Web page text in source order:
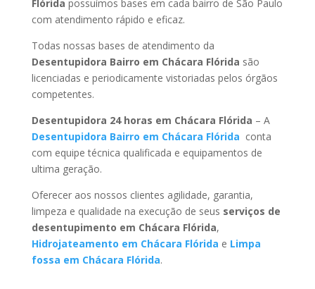
Flórida possuímos bases em cada bairro de São Paulo
com atendimento rápido e eficaz.
Todas nossas bases de atendimento da
Desentupidora Bairro em Chácara Flórida são
licenciadas e periodicamente vistoriadas pelos órgãos
competentes.
Desentupidora 24 horas em Chácara Flórida – A
Desentupidora Bairro em Chácara Flórida conta
com equipe técnica qualificada e equipamentos de
ultima geração.
Oferecer aos nossos clientes agilidade, garantia,
limpeza e qualidade na execução de seus serviços de
desentupimento em Chácara Flórida,
Hidrojateamento em Chácara Flórida e Limpa
fossa em Chácara Flórida.